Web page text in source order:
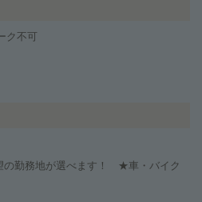
ク不可
の勤務地が選べます！ ★車・バイク